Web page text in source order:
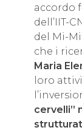
accordo
dell’IIT-
del Mi-
che i
Maria
loro
cervelli”